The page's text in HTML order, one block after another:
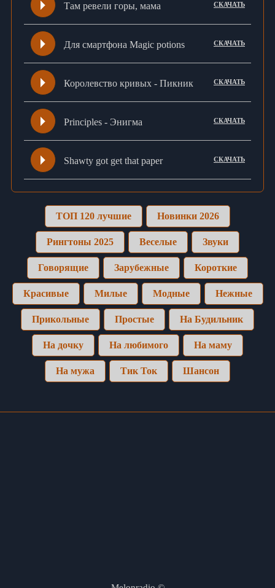
Там ревели горы, мама СКАЧАТЬ
Для смартфона Magic potions СКАЧАТЬ
Королевство кривых - Пикник СКАЧАТЬ
Principles - Энигма СКАЧАТЬ
Shawty got get that paper СКАЧАТЬ
ТОП 120 лучшие Новинки 2026
Рингтоны 2025 Веселые Звуки
Говорящие Зарубежные Короткие
Красивые Милые Модные Нежные
Прикольные Простые На Будильник
На дочку На любимого На маму
На мужа Тик Ток Шансон